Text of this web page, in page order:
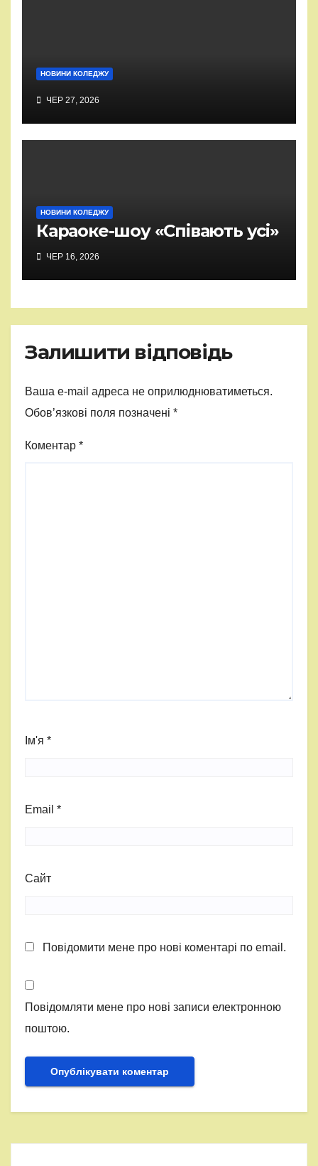
НОВИНИ КОЛЕДЖУ
ЧЕР 27, 2026
НОВИНИ КОЛЕДЖУ
Караоке-шоу «Співають усі»
ЧЕР 16, 2026
Залишити відповідь
Ваша e-mail адреса не оприлюднюватиметься.
Обов’язкові поля позначені *
Коментар *
Ім'я *
Email *
Сайт
Повідомити мене про нові коментарі по email.
Повідомляти мене про нові записи електронною
поштою.